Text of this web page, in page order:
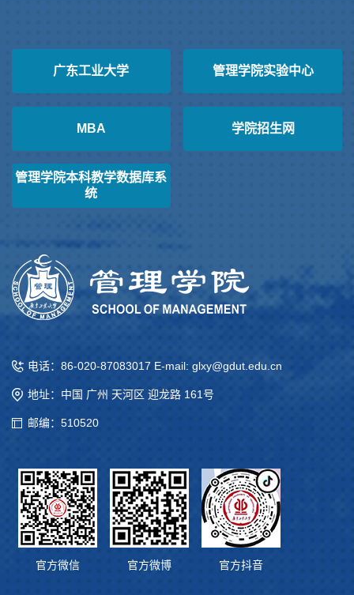
广东工业大学 管理学院实验中心
MBA 学院招生网
管理学院本科教学数据库系
统
电话：86-020-87083017 E-mail: glxy@gdut.edu.cn
地址：中国 广州 天河区 迎龙路 161号
邮编：510520
官方微信 官方微博 官方抖音